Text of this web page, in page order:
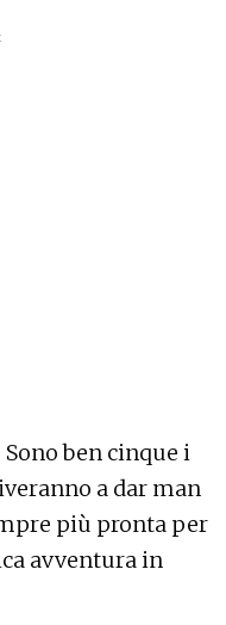
ben cinque i
a dar man
più pronta per
avventura in